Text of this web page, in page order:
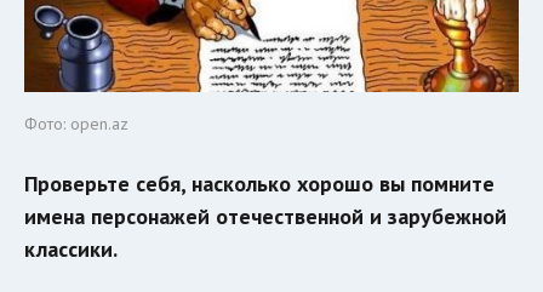
Фото: open.az
Проверьте себя, насколько хорошо вы помните
имена персонажей отечественной и зарубежной
классики.